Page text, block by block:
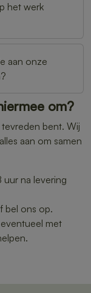
het werk
aan onze
om?
bent. Wij
aan om samen
na levering
bel ons op.
met